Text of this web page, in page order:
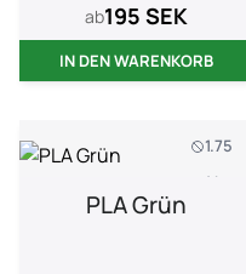
ab195 SEK
IN DEN WARENKORB
1.75
1 kg
PLA Grün